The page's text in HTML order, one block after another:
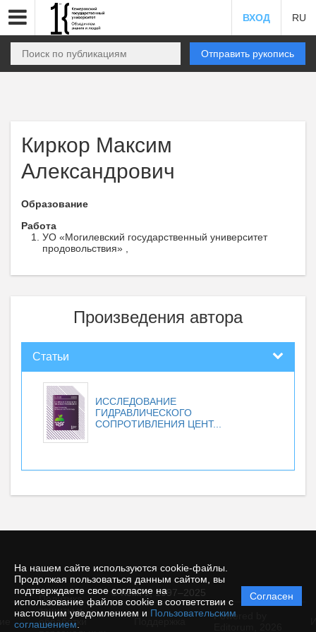
На нашем сайте используются cookie-файлы.
Продолжая пользоваться данным сайтом, вы
подтверждаете свое согласие на
использование файлов cookie в соответствии с
настоящим уведомлением и Пользовательским
соглашением
Согласен
ВХОД RU
Отправить рукопись
Киркор Максим
Александрович
Образование
Работа
УО «Могилевский государственный университет
продовольствия» ,
Произведения автора
Статьи
ИССЛЕДОВАНИЕ
ГИДРАВЛИЧЕСКОГО
СОПРОТИВЛЕНИЯ ЦЕНТ...
© КемГУ, 1997–2025
Политика
защиты и
обработки
Powered by